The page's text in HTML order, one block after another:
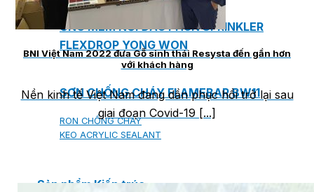
ỐNG MỀM NỐI ĐẦU PHUN SPRINKLER
FLEXDROP YONG WON
SƠN CHỐNG CHÁY FLAMEBAR BW11
RON CHỐNG CHÁY
KEO ACRYLIC SEALANT
Sản phẩm Kiến trúc
BNI Việt Nam 2022 đưa Gỗ sinh thái Resysta đến gần hơn
với khách hàng
Nền kinh tế Việt Nam đang dần phục hồi trở lại sau
giai đoạn Covid-19 [...]